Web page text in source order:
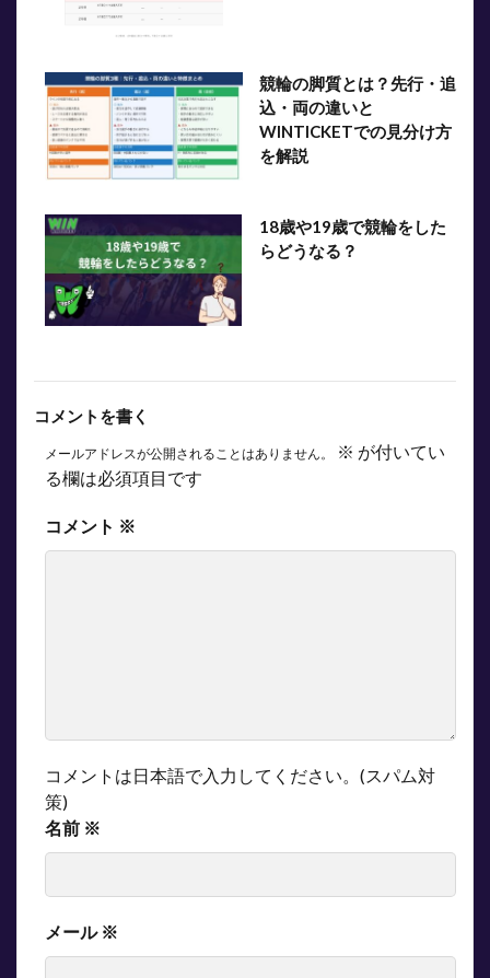
競輪の脚質とは？先行・追
込・両の違いと
WINTICKETでの見分け方
を解説
18歳や19歳で競輪をした
らどうなる？
コメントを書く
メールアドレスが公開されることはありません。 ※ が付いてい
る欄は必須項目です
コメント ※
コメントは日本語で入力してください。(スパム対
策)
名前 ※
メール ※